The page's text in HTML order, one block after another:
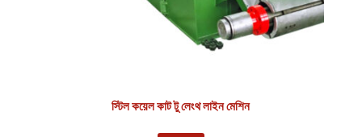
স্টিল কয়েল কাট টু লেংথ লাইন মেশিন